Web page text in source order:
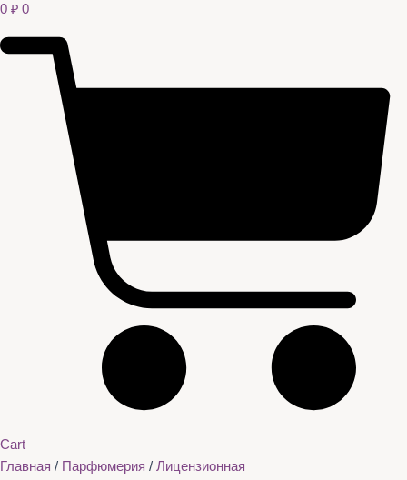
0 ₽ 0
Cart
Главная / Парфюмерия / Лицензионная